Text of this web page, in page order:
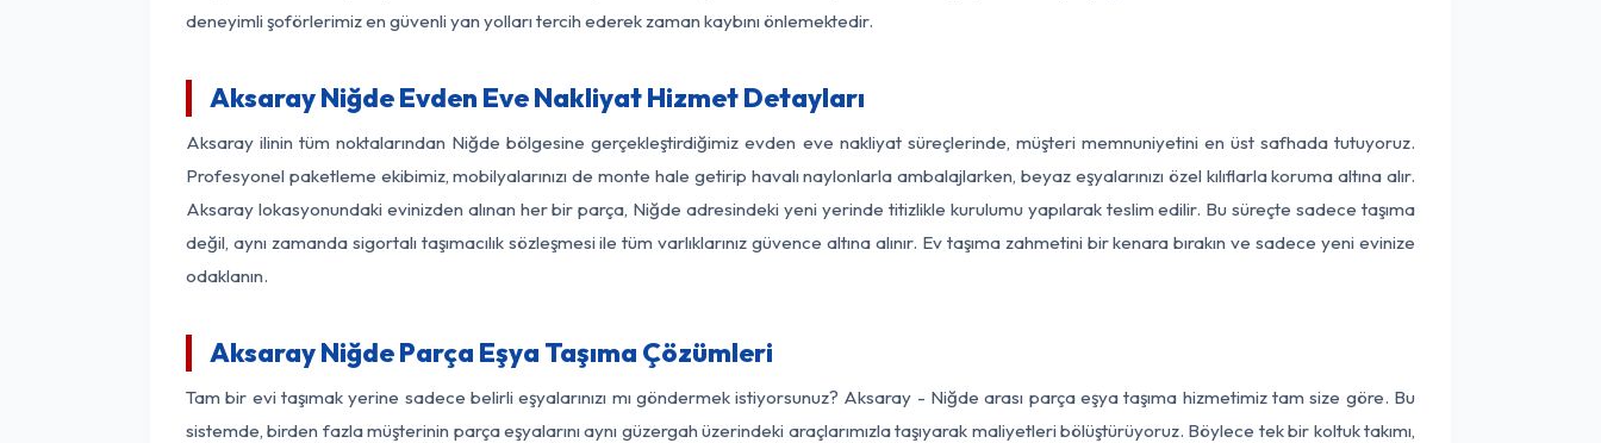
deneyimli şoförlerimiz en güvenli yan yolları tercih ederek zaman kaybını önlemektedir.
Aksaray Niğde Evden Eve Nakliyat Hizmet Detayları
Aksaray ilinin tüm noktalarından Niğde bölgesine gerçekleştirdiğimiz evden eve nakliyat süreçlerinde, müşteri memnuniyetini en üst safhada tutuyoruz.
Profesyonel paketleme ekibimiz, mobilyalarınızı de monte hale getirip havalı naylonlarla ambalajlarken, beyaz eşyalarınızı özel kılıflarla koruma altına alır.
Aksaray lokasyonundaki evinizden alınan her bir parça, Niğde adresindeki yeni yerinde titizlikle kurulumu yapılarak teslim edilir. Bu süreçte sadece taşıma
değil, aynı zamanda sigortalı taşımacılık sözleşmesi ile tüm varlıklarınız güvence altına alınır. Ev taşıma zahmetini bir kenara bırakın ve sadece yeni evinize
odaklanın.
Aksaray Niğde Parça Eşya Taşıma Çözümleri
Tam bir evi taşımak yerine sadece belirli eşyalarınızı mı göndermek istiyorsunuz? Aksaray - Niğde arası parça eşya taşıma hizmetimiz tam size göre. Bu
sistemde, birden fazla müşterinin parça eşyalarını aynı güzergah üzerindeki araçlarımızla taşıyarak maliyetleri bölüştürüyoruz. Böylece tek bir koltuk takımı,